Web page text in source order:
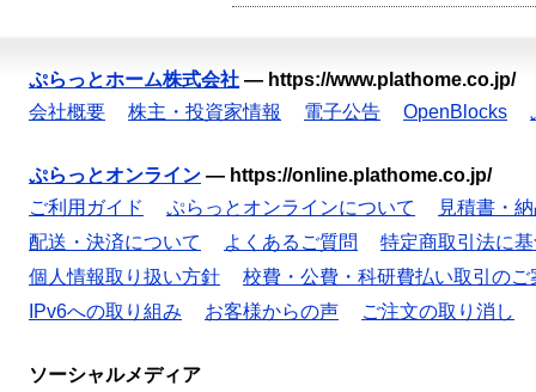
ぷらっとホーム株式会社 — https://www.plathome.co.jp/
会社概要
株主・投資家情報 電子公告 OpenBlocks
ぷらっとオンライン — https://online.plathome.co.jp/
ご利用ガイド
ぷらっとオンラインについて
見積書・
配送・決済について
よくあるご質問
特定商取引法に
個人情報取り扱い方針
校費・公費・科研費払い取引のご
IPv6への取り組み
お客様からの声 ご注文の取り消し
ソーシャルメディア